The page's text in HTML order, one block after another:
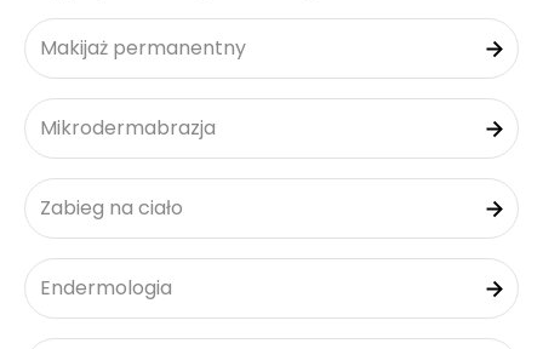
Makijaż permanentny
Mikrodermabrazja
Zabieg na ciało
Endermologia